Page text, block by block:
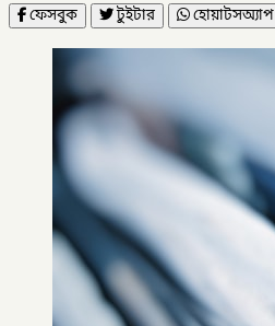
ফেসবুক
টুইটার হোয়াটসঅ্যাপ